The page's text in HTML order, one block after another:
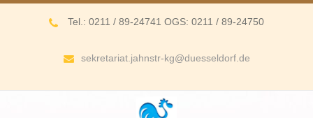
Tel.: 0211 / 89-24741 OGS: 0211 / 89-24750
sekretariat.jahnstr-kg@duesseldorf.de